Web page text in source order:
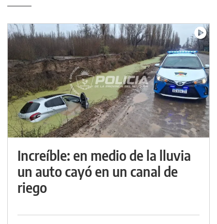
Increíble: en medio de la lluvia
un auto cayó en un canal de
riego